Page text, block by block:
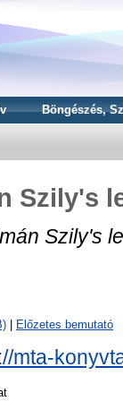
Böngészés,
Szily's
Szily's
Előzetes bemutató
mta-